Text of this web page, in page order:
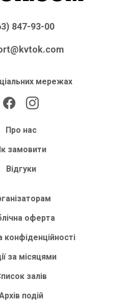
847-93-00
мережах
Про нас
замовити
Відгуки
оферта
конфіденційності
за місяцями
залів
подій